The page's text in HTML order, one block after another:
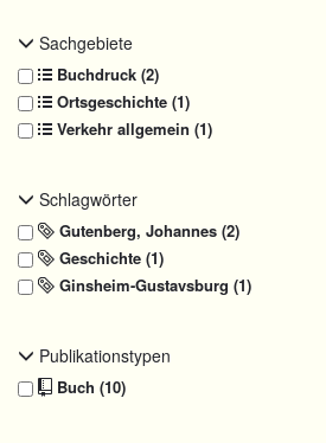
Sachgebiete
Buchdruck (2)
Ortsgeschichte (1)
Verkehr allgemein (1)
Schlagwörter
Gutenberg, Johannes (2)
Geschichte (1)
Ginsheim-Gustavsburg (1)
Publikationstypen
Buch (10)